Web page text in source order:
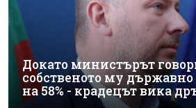
Докато министърът
собственото му
на 58% - крадецът вика